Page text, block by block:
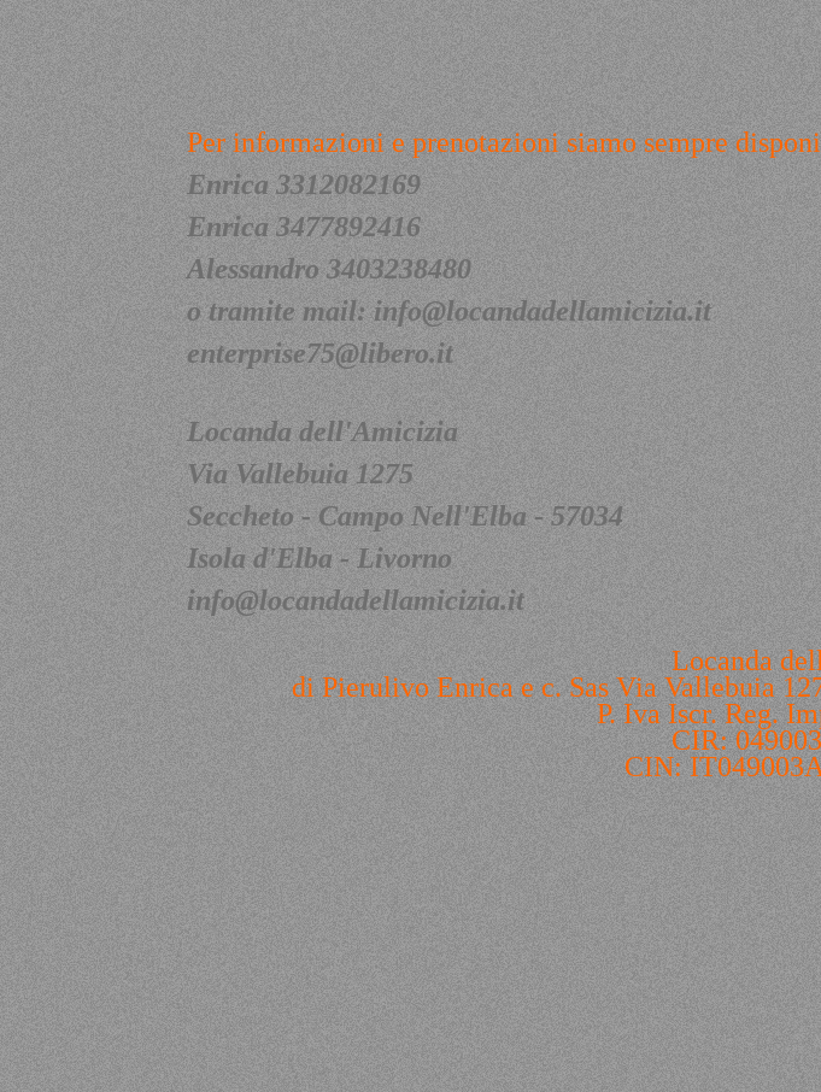
Per informazioni e prenotazioni siamo sempre
Enrica 3312082169
Enrica 3477892416
Alessandro 3403238480
o tramite mail:info@locandadellamicizia.it
enterprise75@libero.it
Locanda dell'Amicizia
Via Vallebuia 1275
Seccheto - Campo Nell'Elba - 57034
Isola d'Elba - Livorno
info@locandadellamicizia.it
Locanda
di Pierulivo Enrica e c. Sas Via Vallebuia
P. Iva Iscr. Reg.
CIR:
CIN: